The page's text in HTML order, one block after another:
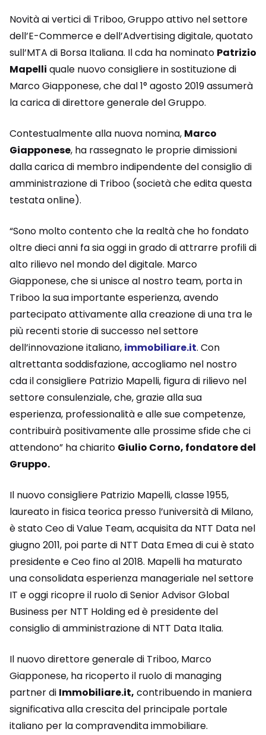
Novità ai vertici di Triboo, Gruppo attivo nel settore
dell’E-Commerce e dell’Advertising digitale, quotato
sull’MTA di Borsa Italiana. Il cda ha nominato Patrizio
Mapelli quale nuovo consigliere in sostituzione di
Marco Giapponese, che dal 1° agosto 2019 assumerà
la carica di direttore generale del Gruppo.
Contestualmente alla nuova nomina, Marco
Giapponese, ha rassegnato le proprie dimissioni
dalla carica di membro indipendente del consiglio di
amministrazione di Triboo (società che edita questa
testata online).
“Sono molto contento che la realtà che ho fondato
oltre dieci anni fa sia oggi in grado di attrarre profili di
alto rilievo nel mondo del digitale. Marco
Giapponese, che si unisce al nostro team, porta in
Triboo la sua importante esperienza, avendo
partecipato attivamente alla creazione di una tra le
più recenti storie di successo nel settore
dell’innovazione italiano, immobiliare.it. Con
altrettanta soddisfazione, accogliamo nel nostro
cda il consigliere Patrizio Mapelli, figura di rilievo nel
settore consulenziale, che, grazie alla sua
esperienza, professionalità e alle sue competenze,
contribuirà positivamente alle prossime sfide che ci
attendono” ha chiarito Giulio Corno, fondatore del
Gruppo.
Il nuovo consigliere Patrizio Mapelli, classe 1955,
laureato in fisica teorica presso l’università di Milano,
è stato Ceo di Value Team, acquisita da NTT Data nel
giugno 2011, poi parte di NTT Data Emea di cui è stato
presidente e Ceo fino al 2018. Mapelli ha maturato
una consolidata esperienza manageriale nel settore
IT e oggi ricopre il ruolo di Senior Advisor Global
Business per NTT Holding ed è presidente del
consiglio di amministrazione di NTT Data Italia.
Il nuovo direttore generale di Triboo, Marco
Giapponese, ha ricoperto il ruolo di managing
partner di Immobiliare.it, contribuendo in maniera
significativa alla crescita del principale portale
italiano per la compravendita immobiliare.